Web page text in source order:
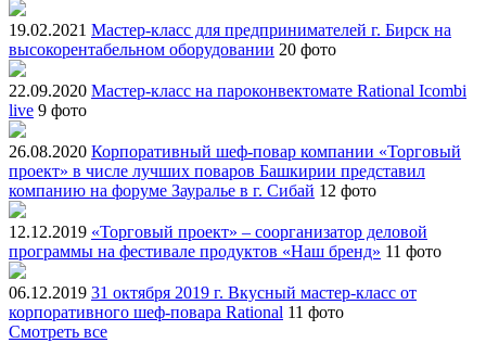
19.02.2021 Мастер-класс для предпринимателей г. Бирск на
высокорентабельном оборудовании 20 фото
22.09.2020 Мастер-класс на пароконвектомате Rational Icombi
live 9 фото
26.08.2020 Корпоративный шеф-повар компании «Торговый
проект» в числе лучших поваров Башкирии представил
компанию на форуме Зауралье в г. Сибай 12 фото
12.12.2019 «Торговый проект» – соорганизатор деловой
программы на фестивале продуктов «Наш бренд» 11 фото
06.12.2019 31 октября 2019 г. Вкусный мастер-класс от
корпоративного шеф-повара Rational 11 фото
Смотреть все